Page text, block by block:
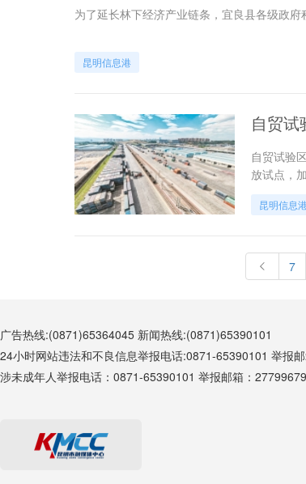
为了延长林下经济产业链条，宜良县各级政府
昆明信息港
自贸试
自贸试验
放试点，
昆明信息
7
广告热线:(0871)65364045 新闻热线:(0871)65390101
24小时网站违法和不良信息举报电话:0871-65390101 举报
涉未成年人举报电话：0871-65390101 举报邮箱：